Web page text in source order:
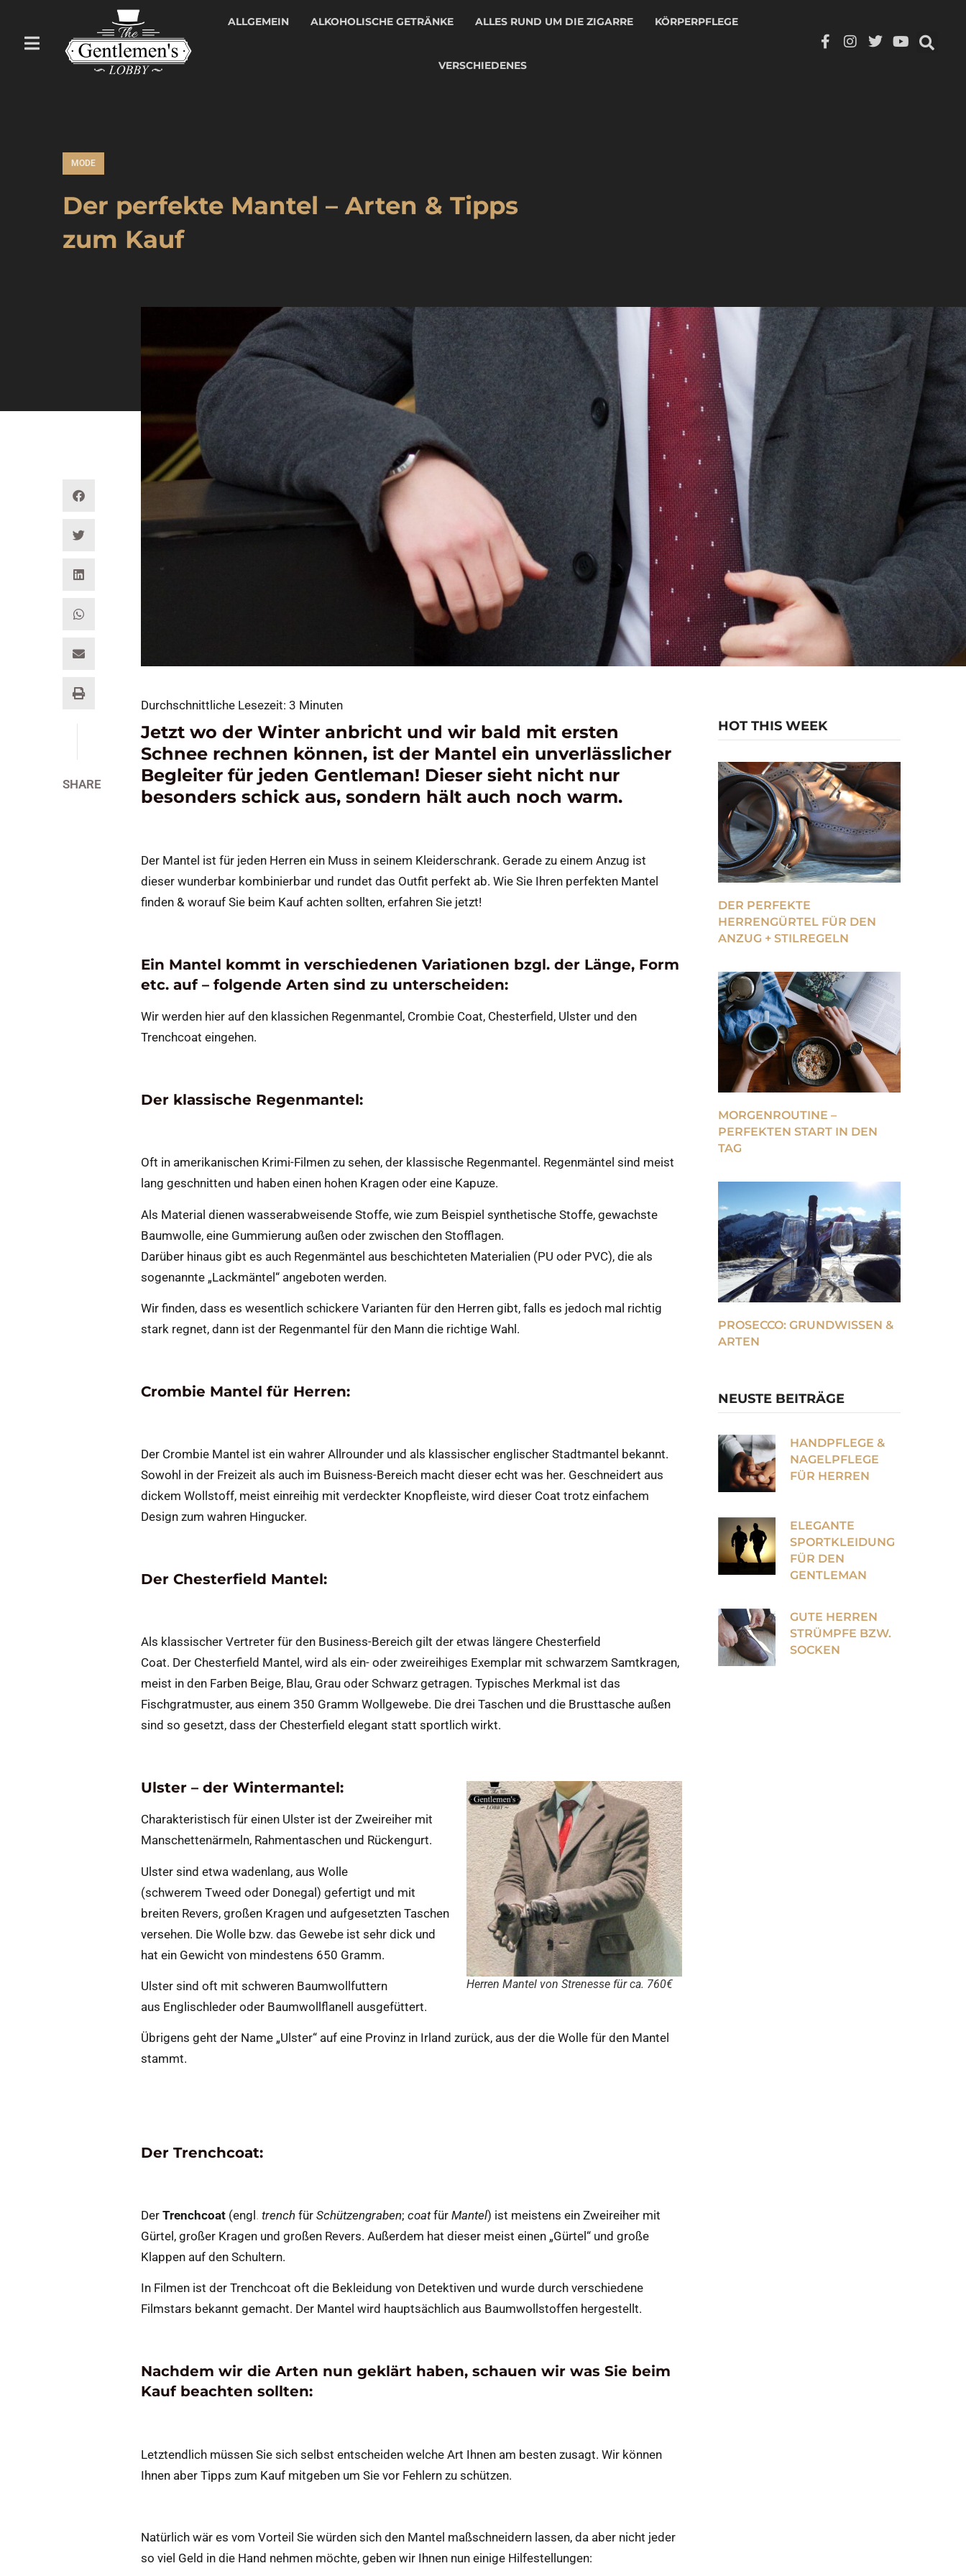
ALLGEMEIN ALKOHOLISCHE GETRÄNKE ALLES RUND UM DIE ZIGARRE KÖRPERPFLEGE
VERSCHIEDENES
MODE
Der perfekte Mantel – Arten & Tipps
zum Kauf
SHARE
Durchschnittliche Lesezeit: 3 Minuten
Jetzt wo der Winter anbricht und wir bald mit ersten
Schnee rechnen können, ist der Mantel ein unverlässlicher
Begleiter für jeden Gentleman! Dieser sieht nicht nur
besonders schick aus, sondern hält auch noch warm.
Der Mantel ist für jeden Herren ein Muss in seinem Kleiderschrank. Gerade zu einem Anzug ist
dieser wunderbar kombinierbar und rundet das Outfit perfekt ab. Wie Sie Ihren perfekten Mantel
finden & worauf Sie beim Kauf achten sollten, erfahren Sie jetzt!
Ein Mantel kommt in verschiedenen Variationen bzgl. der Länge, Form
etc. auf – folgende Arten sind zu unterscheiden:
Wir werden hier auf den klassichen Regenmantel, Crombie Coat, Chesterfield, Ulster und den
Trenchcoat eingehen.
Der klassische Regenmantel:
Oft in amerikanischen Krimi-Filmen zu sehen, der klassische Regenmantel. Regenmäntel sind meist
lang geschnitten und haben einen hohen Kragen oder eine Kapuze.
Als Material dienen wasserabweisende Stoffe, wie zum Beispiel synthetische Stoffe, gewachste
Baumwolle, eine Gummierung außen oder zwischen den Stofflagen.
Darüber hinaus gibt es auch Regenmäntel aus beschichteten Materialien (PU oder PVC), die als
sogenannte „Lackmäntel“ angeboten werden.
Wir finden, dass es wesentlich schickere Varianten für den Herren gibt, falls es jedoch mal richtig
stark regnet, dann ist der Regenmantel für den Mann die richtige Wahl.
Crombie Mantel für Herren:
Der Crombie Mantel ist ein wahrer Allrounder und als klassischer englischer Stadtmantel bekannt.
Sowohl in der Freizeit als auch im Buisness-Bereich macht dieser echt was her. Geschneidert aus
dickem Wollstoff, meist einreihig mit verdeckter Knopfleiste, wird dieser Coat trotz einfachem
Design zum wahren Hingucker.
Der Chesterfield Mantel:
Als klassischer Vertreter für den Business-Bereich gilt der etwas längere Chesterfield
Coat. Der Chesterfield Mantel, wird als ein- oder zweireihiges Exemplar mit schwarzem Samtkragen,
meist in den Farben Beige, Blau, Grau oder Schwarz getragen. Typisches Merkmal ist das
Fischgratmuster, aus einem 350 Gramm Wollgewebe. Die drei Taschen und die Brusttasche außen
sind so gesetzt, dass der Chesterfield elegant statt sportlich wirkt.
Herren Mantel von Strenesse für ca. 760€
Ulster – der Wintermantel:
Charakteristisch für einen Ulster ist der Zweireiher mit
Manschettenärmeln, Rahmentaschen und Rückengurt.
Ulster sind etwa wadenlang, aus Wolle
(schwerem Tweed oder Donegal) gefertigt und mit
breiten Revers, großen Kragen und aufgesetzten Taschen
versehen. Die Wolle bzw. das Gewebe ist sehr dick und
hat ein Gewicht von mindestens 650 Gramm.
Ulster sind oft mit schweren Baumwollfuttern
aus Englischleder oder Baumwollflanell ausgefüttert.
Übrigens geht der Name „Ulster“ auf eine Provinz in Irland zurück, aus der die Wolle für den Mantel
stammt.
Der Trenchcoat:
Der Trenchcoat(engl. trench für Schützengraben; coatfür Mantel) ist meistens ein Zweireiher mit
Gürtel, großer Kragen und großen Revers. Außerdem hat dieser meist einen „Gürtel“ und große
Klappen auf den Schultern.
In Filmen ist der Trenchcoat oft die Bekleidung von Detektiven und wurde durch verschiedene
Filmstars bekannt gemacht. Der Mantel wird hauptsächlich aus Baumwollstoffen hergestellt.
Nachdem wir die Arten nun geklärt haben, schauen wir was Sie beim
Kauf beachten sollten:
Letztendlich müssen Sie sich selbst entscheiden welche Art Ihnen am besten zusagt. Wir können
Ihnen aber Tipps zum Kauf mitgeben um Sie vor Fehlern zu schützen.
Natürlich wär es vom Vorteil Sie würden sich den Mantel maßschneidern lassen, da aber nicht jeder
so viel Geld in die Hand nehmen möchte, geben wir Ihnen nun einige Hilfestellungen:
HOT THIS WEEK
DER PERFEKTE
HERRENGÜRTEL FÜR DEN
ANZUG + STILREGELN
MORGENROUTINE –
PERFEKTEN START IN DEN
TAG
PROSECCO: GRUNDWISSEN &
ARTEN
NEUSTE BEITRÄGE
HANDPFLEGE &
NAGELPFLEGE
FÜR HERREN
ELEGANTE
SPORTKLEIDUNG
FÜR DEN
GENTLEMAN
GUTE HERREN
STRÜMPFE BZW.
SOCKEN